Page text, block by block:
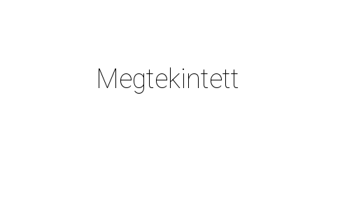
Megtekintett